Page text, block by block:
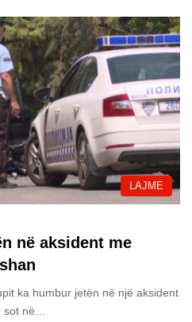
LAJME
në aksident me
ka humbur jetën në një aksident
sot në…